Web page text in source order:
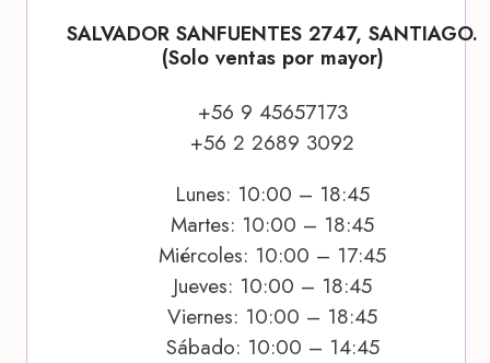
SALVADOR SANFUENTES 2747, SANTIAGO.
(Solo ventas por mayor)
+56 9 45657173
+56 2 2689 3092
Lunes: 10:00 – 18:45
Martes: 10:00 – 18:45
Miércoles: 10:00 – 17:45
Jueves: 10:00 – 18:45
Viernes: 10:00 – 18:45
Sábado: 10:00 – 14:45